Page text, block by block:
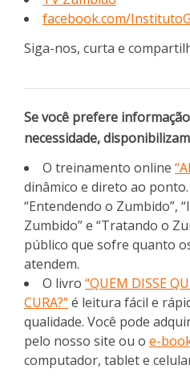
facebook.com/
Siga-nos, curta e
Se você prefere
necessidade,
O treinamento online
dinâmico e direto ao
“Entendendo o Zumbido”,
Zumbido” e “Tratando o
público que sofre quanto
atendem.
O livro “QUEM DISSE
CURA?”é leitura fácil e
qualidade. Você pode
pelo nosso site ou o e-
computador, tablet e